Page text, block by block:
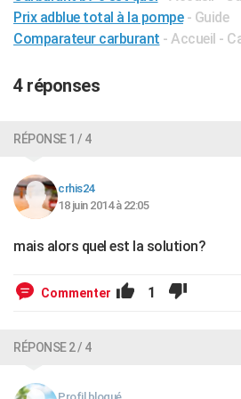
Prix adblue total à la pompe - Guide
Comparateur carburant - Accueil -
4 réponses
RÉPONSE 1 / 4
crhis24
18 juin 2014 à 22:05
mais alors quel est la solution?
Commenter 1
RÉPONSE 2 / 4